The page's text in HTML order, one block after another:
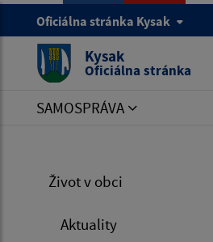
Oficiálna stránka Kysak
Kysak
Oficiálna stránka
SAMOSPRÁVA
Život v obci
Aktuality